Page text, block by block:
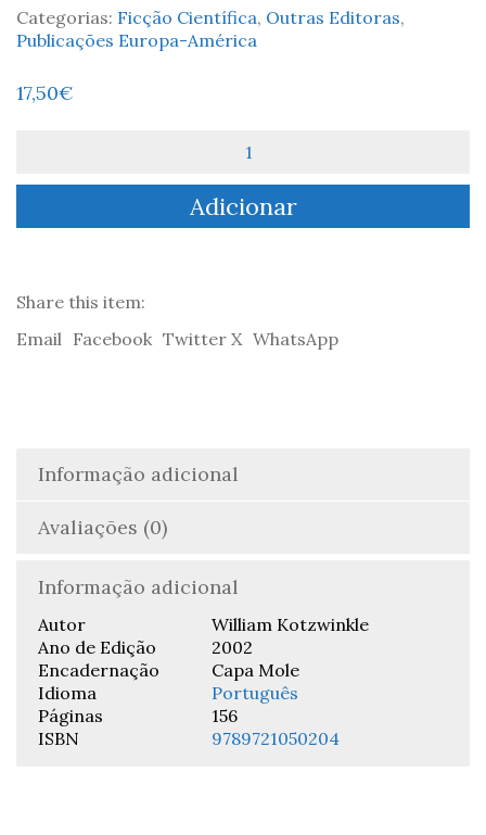
Categorias: Ficção Científica, Outras Editoras,
Publicações Europa-América
17,50€
E.T.:
Extraterrestre
Kotzwinkle
Adicionar
Share this item:
Email Facebook Twitter X WhatsApp
Informação adicional
Avaliações (0)
Informação adicional
Autor
William Kotzwinkle
Ano de Edição
2002
Encadernação
Capa Mole
Idioma
Português
Páginas
156
ISBN
9789721050204